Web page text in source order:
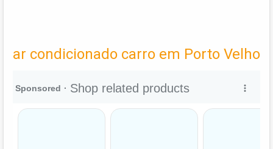
ar condicionado carro em Porto Velho